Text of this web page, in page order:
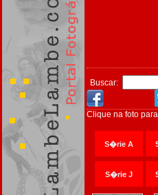
Buscar:
Clique na foto
S�rie A
S�rie J